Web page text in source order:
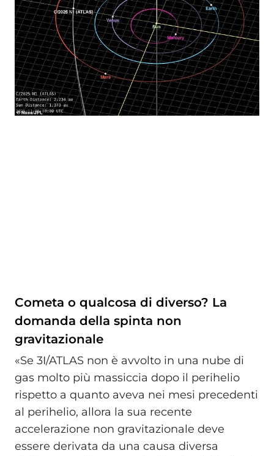
Cometa o qualcosa di diverso? La
domanda della spinta non
gravitazionale
«Se 3I/ATLAS non è avvolto in una nube di
gas molto più massiccia dopo il perihelio
rispetto a quanto aveva nei mesi precedenti
al perihelio, allora la sua recente
accelerazione non gravitazionale deve
essere derivata da una causa diversa